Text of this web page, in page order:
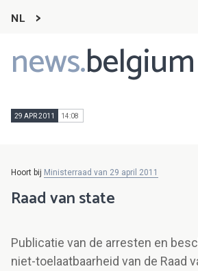
NL
news.belgium
Main
navigation
29 APR 2011 14:08
Hoort bij Ministerraad van 29 april 2011
Raad van state
Publicatie van de arresten en
niet-toelaatbaarheid van de Raad